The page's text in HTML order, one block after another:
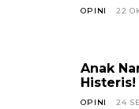
OPINI 22
Anak
Histeris!
OPINI 24